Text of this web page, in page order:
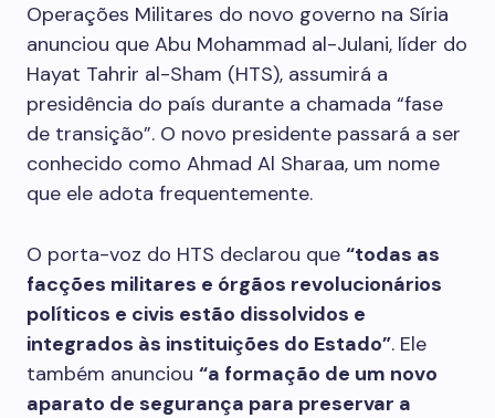
Operações Militares do novo governo na Síria
anunciou que Abu Mohammad al-Julani, líder do
Hayat Tahrir al-Sham (HTS), assumirá a
presidência do país durante a chamada “fase
de transição”. O novo presidente passará a ser
conhecido como Ahmad Al Sharaa, um nome
que ele adota frequentemente.
O porta-voz do HTS declarou que “todas as
facções militares e órgãos revolucionários
políticos e civis estão dissolvidos e
integrados às instituições do Estado”. Ele
também anunciou “a formação de um novo
aparato de segurança para preservar a